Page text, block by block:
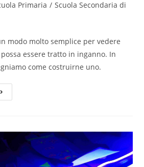
Primaria / Scuola Secondaria di
modo molto semplice per vedere
essere tratto in inganno. In
come costruirne uno.
di